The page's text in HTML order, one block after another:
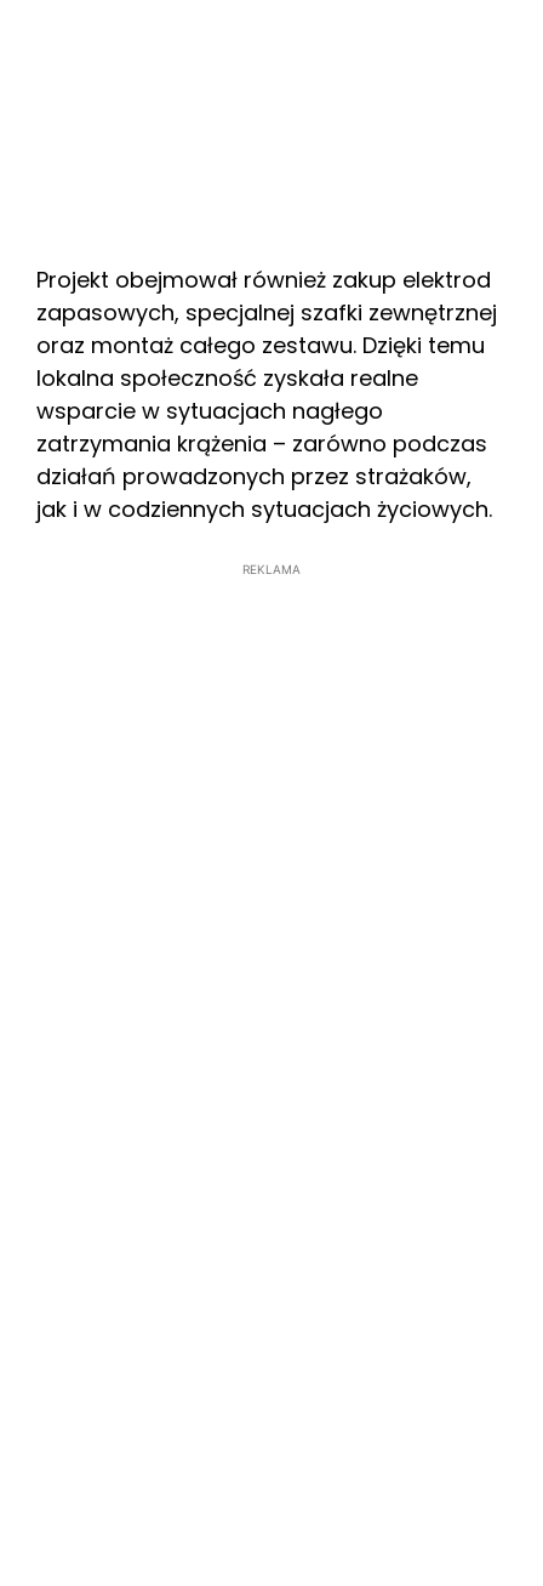
Projekt obejmował również zakup elektrod
zapasowych, specjalnej szafki zewnętrznej
oraz montaż całego zestawu. Dzięki temu
lokalna społeczność zyskała realne
wsparcie w sytuacjach nagłego
zatrzymania krążenia – zarówno podczas
działań prowadzonych przez strażaków,
jak i w codziennych sytuacjach życiowych.
REKLAMA